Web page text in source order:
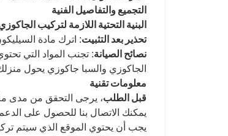
التجميع والتفاصيل الفنية
البنية التحتية اللازمة لتركيب
تحذير بعد التثبيت: اترك مادة السيليكون لتجف
نصائح الصيانة: تجنب المواد التي
الجاكوزي والسبا جاكوزي يحول
معلومات تقنية
قبل الطلب، يرجى التحقق من مدى
يمكنك الاتصال بنا للحصول على
يجب أن يحتوي الموقع الذي سيتم تركيب منتج الجاكوزي